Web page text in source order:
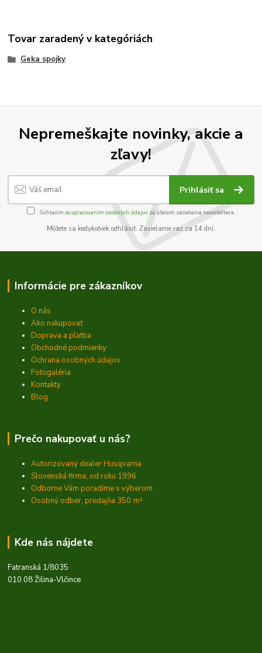
Tovar zaradený v kategóriách
Geka spojky
Nepremeškajte novinky, akcie a
zľavy!
Prihlásiť sa
Súhlasím sospracovaním osobných údajov za účelom zasielania newslettera.
Môžete sa kedykoľvek odhlásiť. Zasielame raz za 14 dní.
Informácie pre zákazníkov
O nás
Ako nakupovať
Doprava a platba
Obchodné podmienky
Ochrana osobných údajov
Fotogaléria
Kontakty
Blog
Prečo nakupovať u nás?
Autorizovaný dealer Husqvarna
Slovenská firma, od roku 1996
Odborne Vám poradíme s výberom
Osobný odber, predajňa 350 m²
Kde nás nájdete
Fatranská 1/8035
010 08 Žilina-Vlčince